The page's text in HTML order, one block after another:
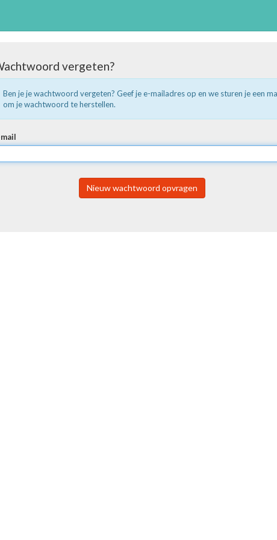
vergeten?
Ben je je wachtwoord vergeten? Geef je e-mailadres op en we sturen je een
om je wachtwoord te herstellen.
mail
Nieuw wachtwoord opvragen